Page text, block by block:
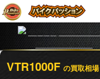
VTR1000F の買取相場